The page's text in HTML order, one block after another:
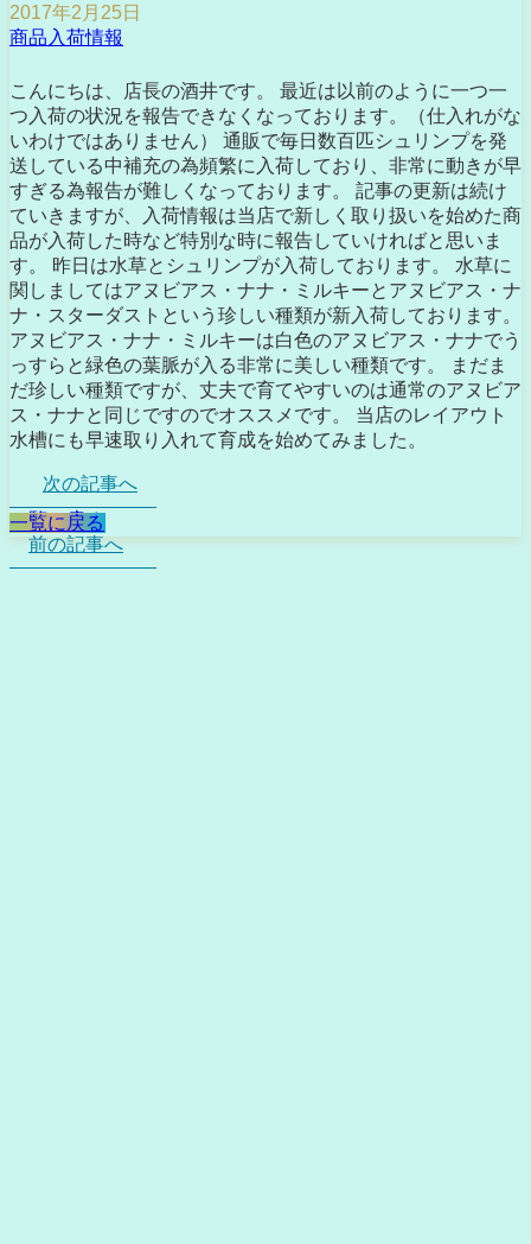
2017年2月25日
商品入荷情報
こんにちは、店長の酒井です。 最近は以前のように一つ一
つ入荷の状況を報告できなくなっております。（仕入れがな
いわけではありません） 通販で毎日数百匹シュリンプを発
送している中補充の為頻繁に入荷しており、非常に動きが早
すぎる為報告が難しくなっております。 記事の更新は続け
ていきますが、入荷情報は当店で新しく取り扱いを始めた商
品が入荷した時など特別な時に報告していければと思いま
す。 昨日は水草とシュリンプが入荷しております。 水草に
関しましてはアヌビアス・ナナ・ミルキーとアヌビアス・ナ
ナ・スターダストという珍しい種類が新入荷しております。
アヌビアス・ナナ・ミルキーは白色のアヌビアス・ナナでう
っすらと緑色の葉脈が入る非常に美しい種類です。 まだま
だ珍しい種類ですが、丈夫で育てやすいのは通常のアヌビア
ス・ナナと同じですのでオススメです。 当店のレイアウト
水槽にも早速取り入れて育成を始めてみました。
次の記事へ
一覧に戻る
前の記事へ
一覧に戻る